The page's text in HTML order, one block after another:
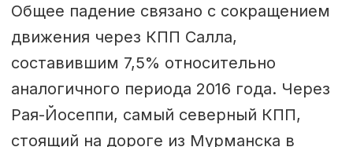
Общее падение связано с сокращением
движения через КПП Салла,
составившим 7,5% относительно
аналогичного периода 2016 года. Через
Рая-Йосеппи, самый северный КПП,
стоящий на дороге из Мурманска в